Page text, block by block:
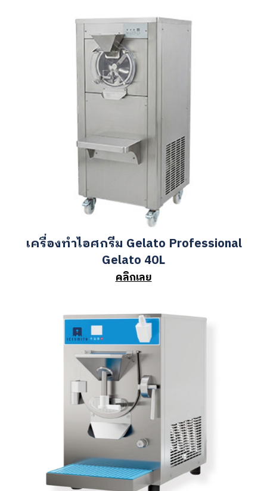
เครื่องทำไอศกรีม Gelato Professional
Gelato 40L
คลิกเลย